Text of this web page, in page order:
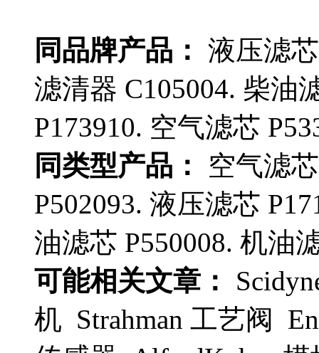
同品牌产品： 液压滤
滤清器 C105004. 柴油
P173910. 空气滤芯
同类型产品：
空气滤
P502093. 液压滤芯
油滤芯 P550008. 机油
可能相关文章：
机 Strahman 工艺阀